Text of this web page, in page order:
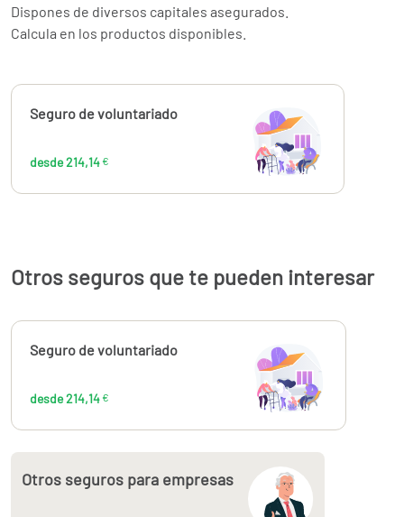
Dispones de diversos capitales asegurados.
Calcula en los productos disponibles.
Calcúlalo ahora
Seguro de voluntariado
desde 214,14 € 214,14€
Otros seguros que te pueden interesar
Calcúlalo ahora
Seguro de voluntariado
desde 214,14 € 214,14€
Otros seguros para empresas